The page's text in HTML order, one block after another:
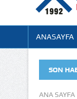
ANASAYFA
SON
TÜRK-İŞ
BÖLGE ŞUBE 8.
ANA SAYFA